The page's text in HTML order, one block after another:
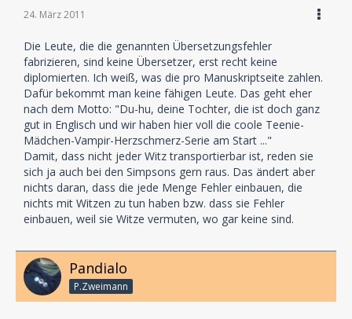
24. März 2011
Die Leute, die die genannten Übersetzungsfehler
fabrizieren, sind keine Übersetzer, erst recht keine
diplomierten. Ich weiß, was die pro Manuskriptseite zahlen.
Dafür bekommt man keine fähigen Leute. Das geht eher
nach dem Motto: "Du-hu, deine Tochter, die ist doch ganz
gut in Englisch und wir haben hier voll die coole Teenie-
Mädchen-Vampir-Herzschmerz-Serie am Start ..."
Damit, dass nicht jeder Witz transportierbar ist, reden sie
sich ja auch bei den Simpsons gern raus. Das ändert aber
nichts daran, dass die jede Menge Fehler einbauen, die
nichts mit Witzen zu tun haben bzw. dass sie Fehler
einbauen, weil sie Witze vermuten, wo gar keine sind.
Pandialo
P.Zweimann